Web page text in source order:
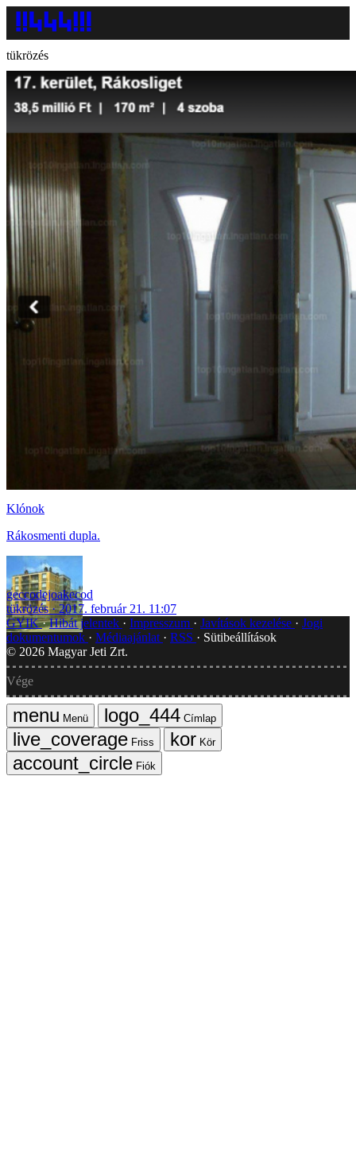
tükrözés
Klónok
Rákosmenti dupla.
geccodejoakecod
tükrözés
2017. február 21. 11:07
GYIK Hibát jelentek Impresszum Javítások kezelése
Jogi
dokumentumok
Médiaajánlat RSS
Sütibeállítások
© 2026 Magyar Jeti Zrt.
Vége
Menü
Címlap
Friss
Kör
Fiók